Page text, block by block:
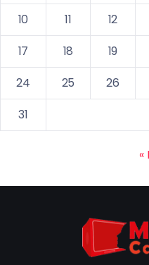
10
11 12
17
18 19
24
25 26
31
«